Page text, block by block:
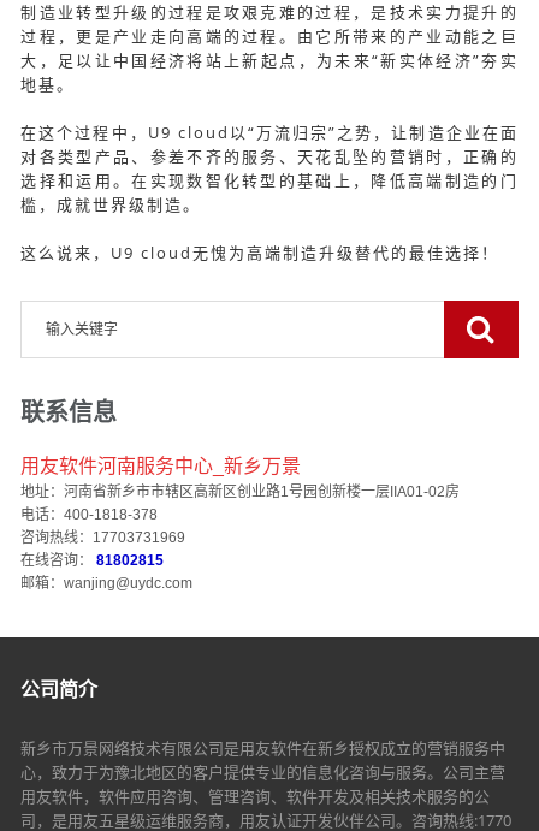
制造业转型升级的过程是攻艰克难的过程，是技术实力提升的
过程，更是产业走向高端的过程。由它所带来的产业动能之巨
大，足以让中国经济将站上新起点，为未来“新实体经济”夯实
地基。
在这个过程中，U9 cloud以“万流归宗”之势，让制造企业在面
对各类型产品、参差不齐的服务、天花乱坠的营销时，正确的
选择和运用。在实现数智化转型的基础上，降低高端制造的门
槛，成就世界级制造。
这么说来，U9 cloud无愧为高端制造升级替代的最佳选择！
联系信息
用友软件河南服务中心_新乡万景
地址：河南省新乡市市辖区高新区创业路1号园创新楼一层IIA01-02房
电话：400-1818-378
咨询热线：17703731969
在线咨询：
81802815
邮箱：wanjing@uydc.com
公司简介
新乡市万景网络技术有限公司是用友软件在新乡授权成立的营销服务中
心，致力于为豫北地区的客户提供专业的信息化咨询与服务。公司主营
用友软件，软件应用咨询、管理咨询、软件开发及相关技术服务的公
司，是用友五星级运维服务商，用友认证开发伙伴公司。咨询热线:1770